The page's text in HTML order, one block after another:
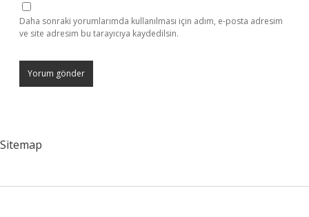
Daha sonraki yorumlarımda kullanılması için adım, e-posta adresim
ve site adresim bu tarayıcıya kaydedilsin.
Sitemap